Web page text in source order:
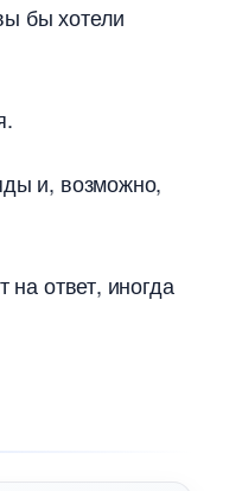
бы хотели
и, возможно,
ответ, иногда